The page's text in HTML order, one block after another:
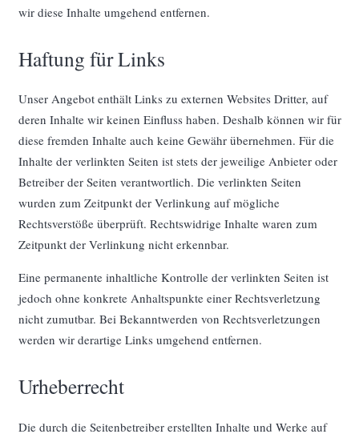
wir diese Inhalte umgehend entfernen.
Haftung für Links
Unser Angebot enthält Links zu externen Websites Dritter, auf
deren Inhalte wir keinen Einfluss haben. Deshalb können wir für
diese fremden Inhalte auch keine Gewähr übernehmen. Für die
Inhalte der verlinkten Seiten ist stets der jeweilige Anbieter oder
Betreiber der Seiten verantwortlich. Die verlinkten Seiten
wurden zum Zeitpunkt der Verlinkung auf mögliche
Rechtsverstöße überprüft. Rechtswidrige Inhalte waren zum
Zeitpunkt der Verlinkung nicht erkennbar.
Eine permanente inhaltliche Kontrolle der verlinkten Seiten ist
jedoch ohne konkrete Anhaltspunkte einer Rechtsverletzung
nicht zumutbar. Bei Bekanntwerden von Rechtsverletzungen
werden wir derartige Links umgehend entfernen.
Urheberrecht
Die durch die Seitenbetreiber erstellten Inhalte und Werke auf